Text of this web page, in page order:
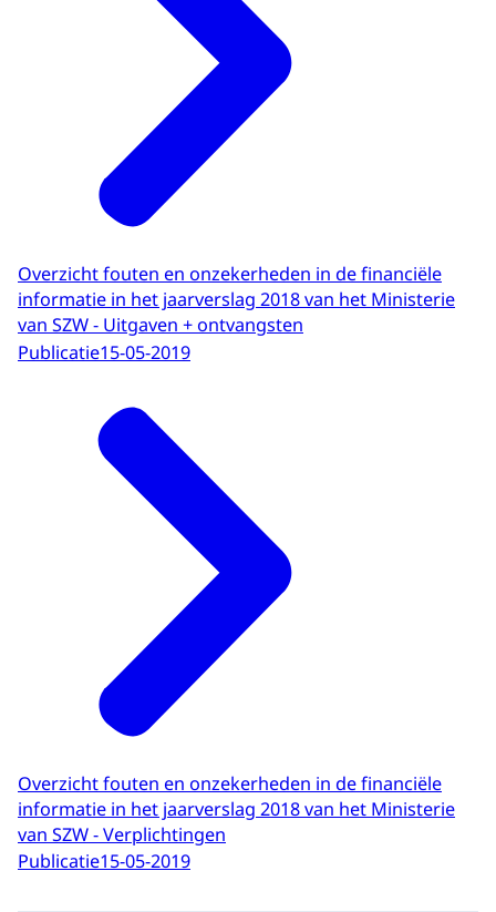
Overzicht fouten en onzekerheden in de financiële
informatie in het jaarverslag 2018 van het Ministerie
van SZW - Uitgaven + ontvangsten
Publicatie15-05-2019
Overzicht fouten en onzekerheden in de financiële
informatie in het jaarverslag 2018 van het Ministerie
van SZW - Verplichtingen
Publicatie15-05-2019